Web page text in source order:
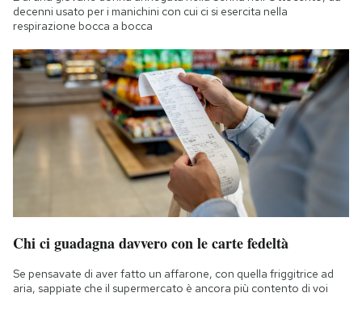
decenni usato per i manichini con cui ci si esercita nella
respirazione bocca a bocca
Chi ci guadagna davvero con le carte fedeltà
Se pensavate di aver fatto un affarone, con quella friggitrice ad
aria, sappiate che il supermercato è ancora più contento di voi